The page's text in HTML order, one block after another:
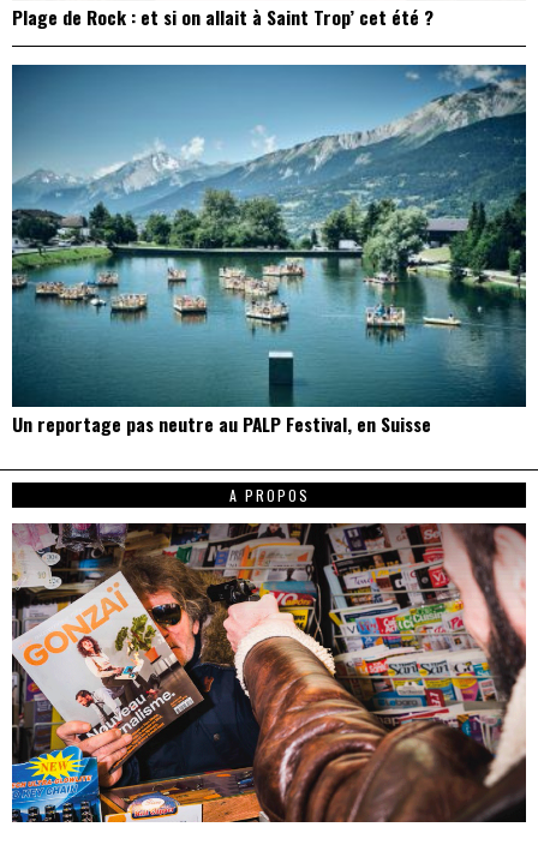
Plage de Rock : et si on allait à Saint Trop’ cet été ?
Un reportage pas neutre au PALP Festival, en Suisse
A PROPOS